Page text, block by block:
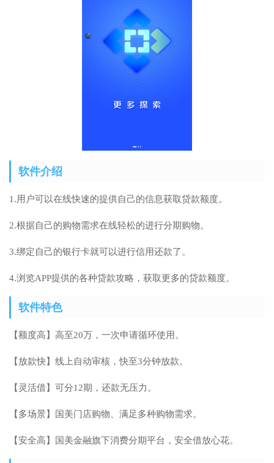
软件介绍
1.用户可以在线快速的提供自己的信息获取贷款额度。
2.根据自己的购物需求在线轻松的进行分期购物。
3.绑定自己的银行卡就可以进行信用还款了。
4.浏览APP提供的各种贷款攻略，获取更多的贷款额度。
软件特色
【额度高】高至20万，一次申请循环使用。
【放款快】线上自动审核，快至3分钟放款。
【灵活借】可分12期，还款无压力。
【多场景】国美门店购物、满足多种购物需求。
【安全高】国美金融旗下消费分期平台，安全借放心花。